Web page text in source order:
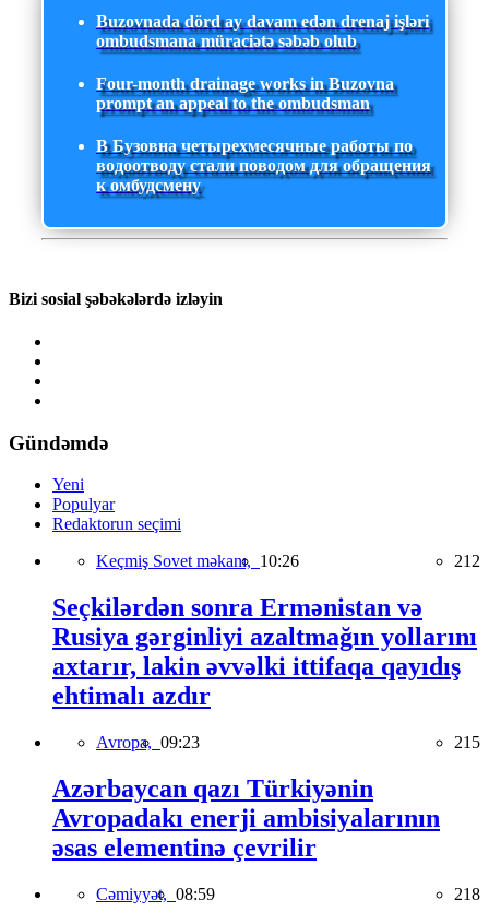
Buzovnada dörd ay davam edən drenaj işləri
ombudsmana müraciətə səbəb olub
Four-month drainage works in Buzovna
prompt an appeal to the ombudsman
В Бузовна четырехмесячные работы по
водоотводу стали поводом для обращения
к омбудсмену
Bizi sosial şəbəkələrdə izləyin
Gündəmdə
Yeni
Populyar
Redaktorun seçimi
Keçmiş Sovet məkanı, 10:26 212
Seçkilərdən sonra Ermənistan və
Rusiya gərginliyi azaltmağın yollarını
axtarır, lakin əvvəlki ittifaqa qayıdış
ehtimalı azdır
Avropa, 09:23 215
Azərbaycan qazı Türkiyənin
Avropadakı enerji ambisiyalarının
əsas elementinə çevrilir
Cəmiyyət, 08:59 218